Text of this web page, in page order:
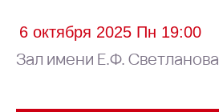
Зал имени Е.Ф. Светланова